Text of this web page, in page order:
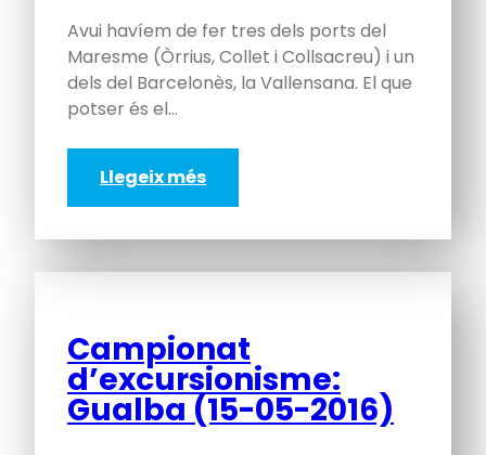
Avui havíem de fer tres dels ports del
Maresme (Òrrius, Collet i Collsacreu) i un
dels del Barcelonès, la Vallensana. El que
potser és el…
Llegeix més
Campionat
d’excursionisme:
Gualba (15-05-2016)